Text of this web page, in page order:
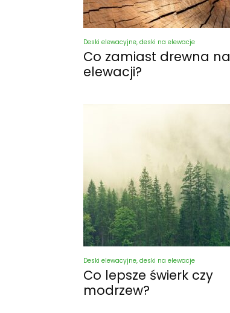
Deski elewacyjne, deski na elewacje
Co zamiast drewna na
elewacji?
Deski elewacyjne, deski na elewacje
Co lepsze świerk czy
modrzew?